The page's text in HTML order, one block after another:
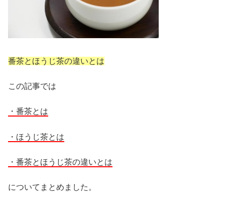
番茶とほうじ茶の違いとは
この記事では
・番茶とは
・ほうじ茶とは
・番茶とほうじ茶の違いとは
についてまとめました。